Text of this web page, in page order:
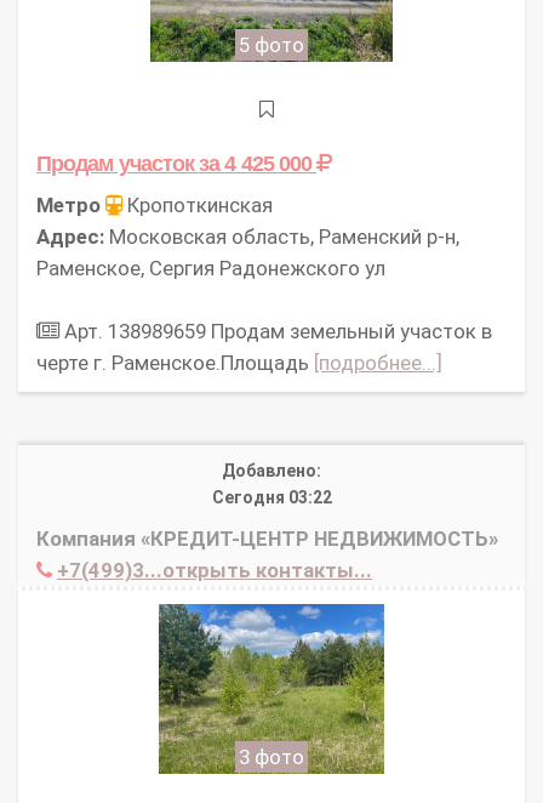
5 фото
Продам участокза 4 425 000
Метро
Кропоткинская
Адрес: Московская область, Раменский р-н,
Раменское, Сергия Радонежского ул
Арт. 138989659 Продам земельный участок в
черте г. Раменское.Площадь [подробнее...]
Добавлено:
Сегодня 03:22
Компания «КРЕДИТ-ЦЕНТР НЕДВИЖИМОСТЬ»
+7(499)3...открыть контакты...
3 фото